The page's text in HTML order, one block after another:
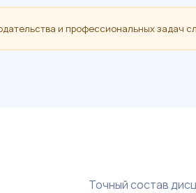
и профессиональных задач
Точный состав